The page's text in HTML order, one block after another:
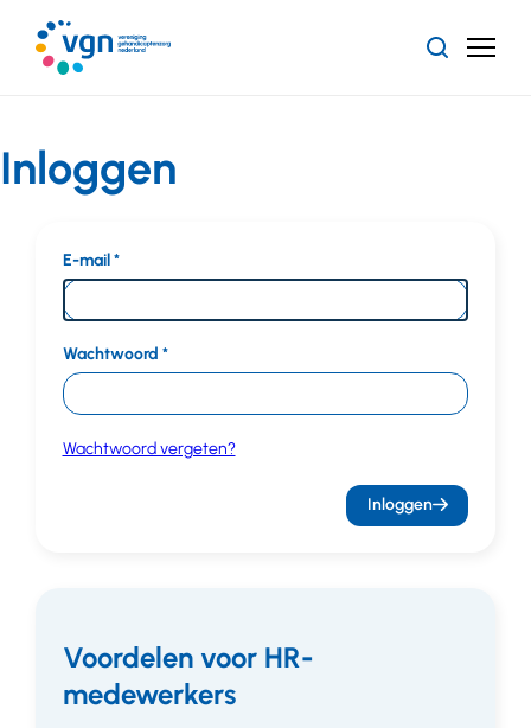
naar
hoofdinhoud
ZoekenMenu
Inloggen
E-mail
Wachtwoord
Wachtwoord vergeten?
Inloggen
Voordelen voor HR-
medewerkers